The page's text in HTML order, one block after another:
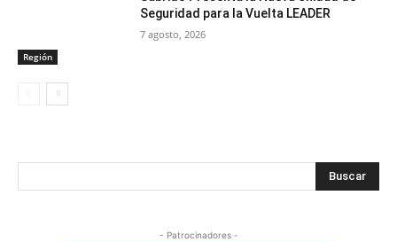
Región
Seguridad para la Vuelta LEADER
7 agosto, 2026
Buscar
- Patrocinadores -